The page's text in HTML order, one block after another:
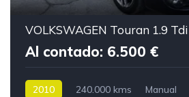
VOLKSWAGEN Touran 1.9
Al contado: 6.500 €
2010 240.000 kms Manual